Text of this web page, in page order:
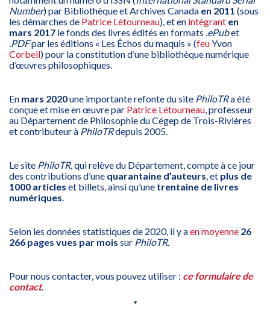
Number) par Bibliothèque et Archives Canada en 2011 (sous
les démarches de Patrice Létourneau), et en intégrant en
mars 2017 le fonds des livres édités en formats .ePubet
.PDFpar les éditions « Les Échos du maquis » (feuYvon
Corbeil) pour la constitution d’une bibliothèque numérique
d’œuvres philosophiques.
En mars 2020une importante refonte du site PhiloTRa été
conçue et mise en œuvre par Patrice Létourneau, professeur
au Département de Philosophie du Cégep de Trois-Rivières
et contributeur à PhiloTRdepuis 2005.
Le site PhiloTR, qui relève du Département,compte à ce jour
des contributions d’une quarantaine d’auteurs, et plus de
1000 articles et billets, ainsi qu’une trentaine de livres
numériques.
Selon les données statistiques de 2020, il y aen moyenne 26
266 pages vues par mois sur PhiloTR.
Pour nous contacter, vous pouvez utiliser : ce formulaire de
contact.
*